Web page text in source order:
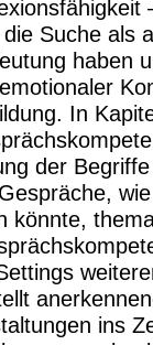
Suche als
haben
In
der
könnte,
ins